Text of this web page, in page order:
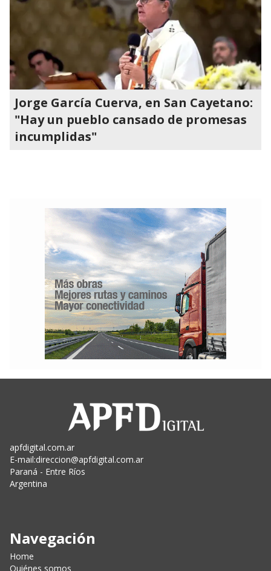
Jorge García Cuerva, en San Cayetano:
"Hay un pueblo cansado de promesas
incumplidas"
apfdigital.com.ar
E-mail:direccion@apfdigital.com.ar
Paraná - Entre Ríos
Argentina
Navegación
Home
Quiénes somos